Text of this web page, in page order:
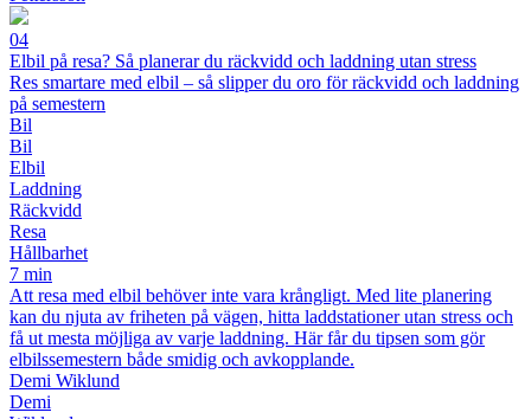
04
Elbil på resa? Så planerar du räckvidd och laddning utan stress
Res smartare med elbil – så slipper du oro för räckvidd och laddning
på semestern
Bil
Bil
Elbil
Laddning
Räckvidd
Resa
Hållbarhet
7 min
Att resa med elbil behöver inte vara krångligt. Med lite planering
kan du njuta av friheten på vägen, hitta laddstationer utan stress och
få ut mesta möjliga av varje laddning. Här får du tipsen som gör
elbilssemestern både smidig och avkopplande.
Demi Wiklund
Demi